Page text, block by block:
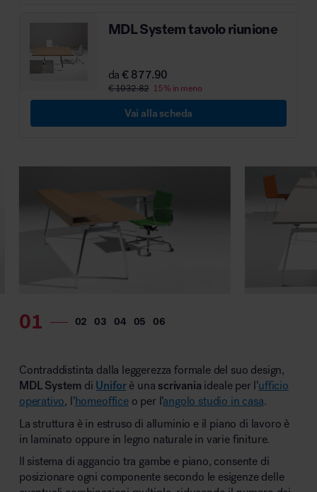
MDL System tavolo riunione
da€ 877.90
€ 1032.82 15% in meno
Vai alla scheda
Contraddistinta dalla leggerezza formale del suo design,
MDL System di Uniforè una scrivania ideale per l’ufficio
operativo, l’homeofficeo per l’angolo studio in casa.
La struttura è in estruso di alluminio e il piano di lavoro è
in laminato oppure in legno naturale in varie finiture.
Il sistema di aggancio tra gambe e piano, consente di
posizionare ogni componente secondo le esigenze delle